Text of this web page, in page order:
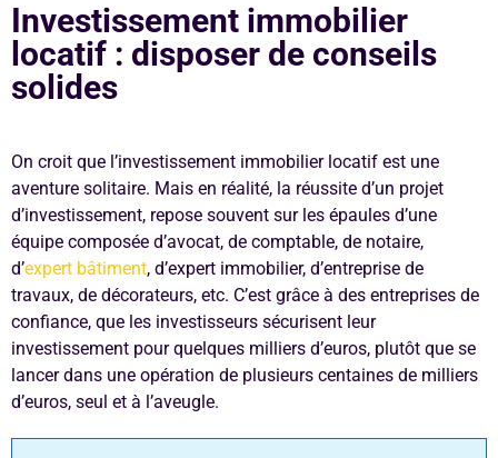
Investissement immobilier
locatif : disposer de conseils
solides
On croit que l’investissement immobilier locatif est une
aventure solitaire. Mais en réalité, la réussite d’un projet
d’investissement, repose souvent sur les épaules d’une
équipe composée d’avocat, de comptable, de notaire,
d’expert bâtiment, d’expert immobilier, d’entreprise de
travaux, de décorateurs, etc. C’est grâce à des entreprises de
confiance, que les investisseurs sécurisent leur
investissement pour quelques milliers d’euros, plutôt que se
lancer dans une opération de plusieurs centaines de milliers
d’euros, seul et à l’aveugle.